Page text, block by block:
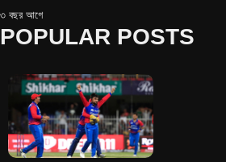
৩ বছর আগে
POPULAR POSTS